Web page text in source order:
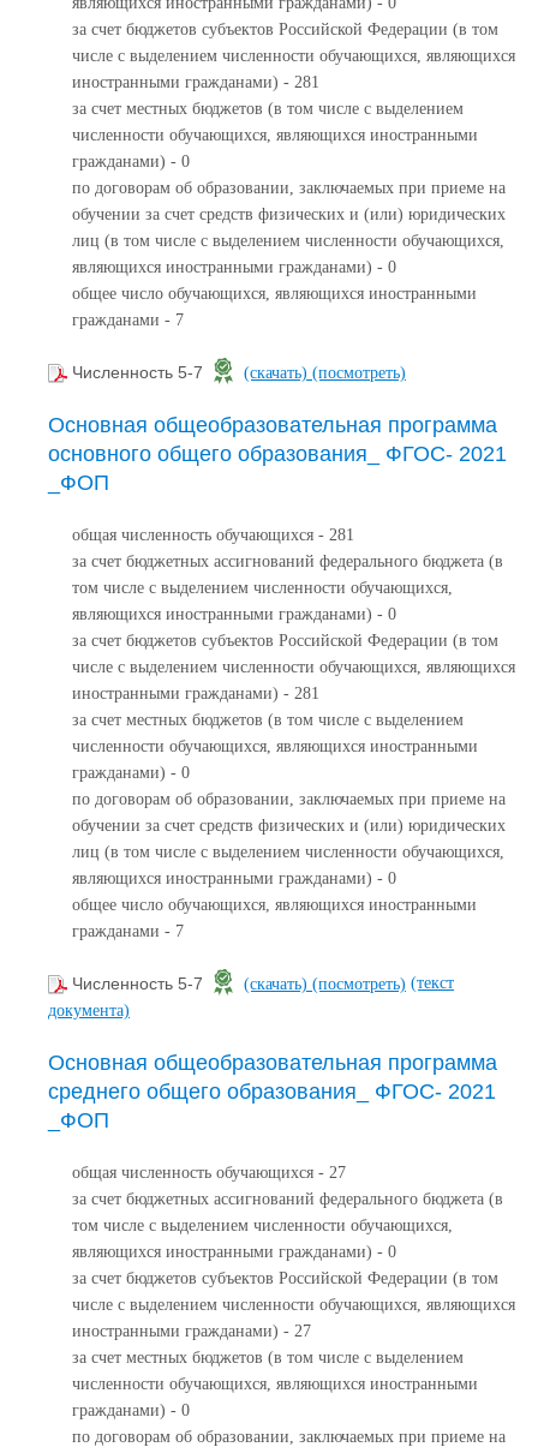
за счет бюджетов субъектов Российской Федерации (в том
числе с выделением численности обучающихся, являющихся
иностранными гражданами) - 281
за счет местных бюджетов (в том числе с выделением
численности обучающихся, являющихся иностранными
гражданами) - 0
по договорам об образовании, заключаемых при приеме на
обучении за счет средств физических и (или) юридических
лиц (в том числе с выделением численности обучающихся,
являющихся иностранными гражданами) - 0
общее число обучающихся, являющихся иностранными
гражданами - 7
Численность 5-7 (скачать) (посмотреть)
Основная общеобразовательная программа
основного общего образования_ ФГОС- 2021
_ФОП
общая численность обучающихся - 281
за счет бюджетных ассигнований федерального бюджета (в
том числе с выделением численности обучающихся,
являющихся иностранными гражданами) - 0
за счет бюджетов субъектов Российской Федерации (в том
числе с выделением численности обучающихся, являющихся
иностранными гражданами) - 281
за счет местных бюджетов (в том числе с выделением
численности обучающихся, являющихся иностранными
гражданами) - 0
по договорам об образовании, заключаемых при приеме на
обучении за счет средств физических и (или) юридических
лиц (в том числе с выделением численности обучающихся,
являющихся иностранными гражданами) - 0
общее число обучающихся, являющихся иностранными
гражданами - 7
Численность 5-7 (скачать) (посмотреть) (текст
документа)
Основная общеобразовательная программа
среднего общего образования_ ФГОС- 2021
_ФОП
общая численность обучающихся - 27
за счет бюджетных ассигнований федерального бюджета (в
том числе с выделением численности обучающихся,
являющихся иностранными гражданами) - 0
за счет бюджетов субъектов Российской Федерации (в том
числе с выделением численности обучающихся, являющихся
иностранными гражданами) - 27
за счет местных бюджетов (в том числе с выделением
численности обучающихся, являющихся иностранными
гражданами) - 0
по договорам об образовании, заключаемых при приеме на